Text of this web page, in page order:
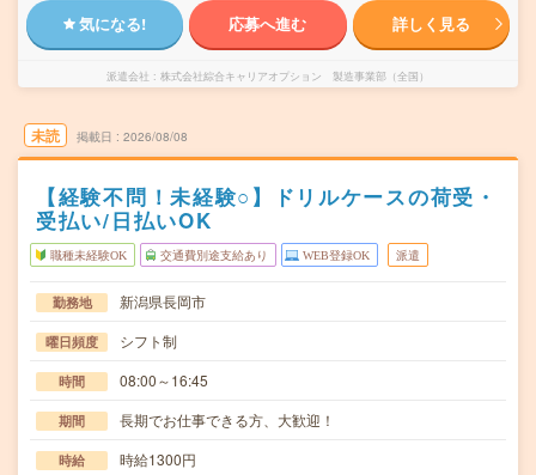
気になる! 応募へ進む 詳しく見る
派遣会社 株式会社綜合キャリアオプション 製造事業部（全国）
未読 掲載日 2026/08/08
【経験不問！未経験○】ドリルケースの荷受・
受払い/日払いOK
職種未経験OK 交通費別途支給あり WEB登録OK 派遣
勤務地 新潟県長岡市
曜日頻度 シフト制
時間 08:00～16:45
期間 長期でお仕事できる方、大歓迎！
時給 時給1300円